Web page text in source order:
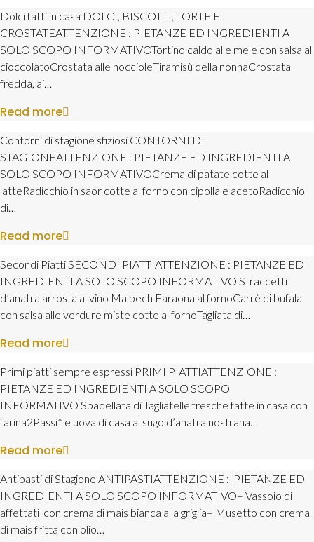
Categoria:
menu
classico
Dolci fatti in casa DOLCI, BISCOTTI, TORTE E
CROSTATEATTENZIONE : PIETANZE ED INGREDIENTI A
SOLO SCOPO INFORMATIVOTortino caldo alle mele con salsa al
cioccolatoCrostata alle noccioleTiramisù della nonnaCrostata
fredda, ai…
Read more
Contorni di stagione sfiziosi CONTORNI DI
STAGIONEATTENZIONE : PIETANZE ED INGREDIENTI A
SOLO SCOPO INFORMATIVOCrema di patate cotte al
latteRadicchio in saor cotte al forno con cipolla e acetoRadicchio
di…
Read more
Secondi Piatti SECONDI PIATTIATTENZIONE : PIETANZE ED
INGREDIENTI A SOLO SCOPO INFORMATIVO Straccetti
d’anatra arrosta al vino Malbech Faraona al fornoCarrè di bufala
con salsa alle verdure miste cotte al fornoTagliata di…
Read more
Primi piatti sempre espressi PRIMI PIATTIATTENZIONE :
PIETANZE ED INGREDIENTI A SOLO SCOPO
INFORMATIVO Spadellata di Tagliatelle fresche fatte in casa con
farina2Passi* e uova di casa al sugo d’anatra nostrana…
Read more
Antipasti di Stagione ANTIPASTIATTENZIONE : PIETANZE ED
INGREDIENTI A SOLO SCOPO INFORMATIVO– Vassoio di
affettati con crema di mais bianca alla griglia– Musetto con crema
di mais fritta con olio…